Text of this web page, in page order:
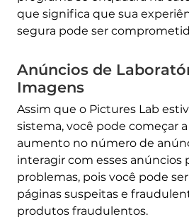
que significa que sua
segura pode ser
Anúncios de
Imagens
Assim que o Pictures Lab
sistema, você pode começar
aumento no número de
interagir com esses anúncios
problemas, pois você pode
páginas suspeitas e
produtos fraudulentos.